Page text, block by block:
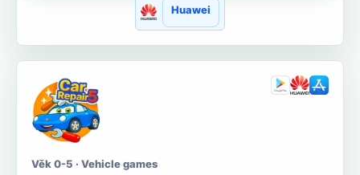
Huawei
Věk 0-5 · Vehicle games